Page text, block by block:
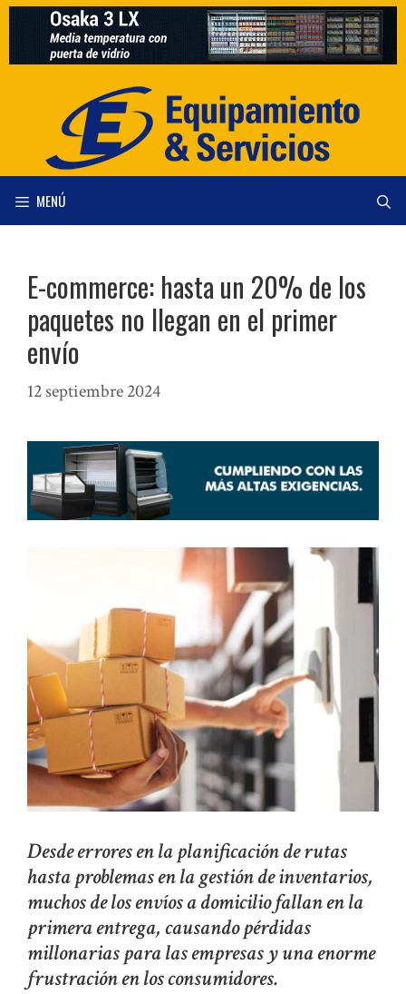
Saltar
contenido
MENÚ
E-commerce: hasta un 20% de los
paquetes no llegan en el primer
envío
12 septiembre 2024
Desde errores en la planificación de rutas
hasta problemas en la gestión de inventarios,
muchos de los envíos a domicilio fallan en la
primera entrega, causando pérdidas
millonarias para las empresas y una enorme
frustración en los consumidores.